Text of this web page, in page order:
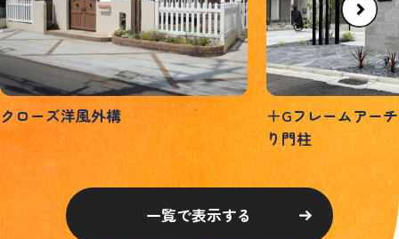
クローズ洋風外構
＋Gフレームアー
り門柱
一覧で表示する